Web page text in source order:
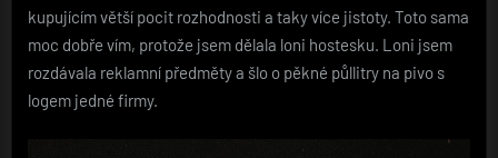
kupujícím větší pocit rozhodnosti a taky více jistoty. Toto sama
moc dobře vím, protože jsem dělala loni hostesku. Loni jsem
rozdávala reklamní předměty a šlo o pěkné půllitry na pivo s
logem jedné firmy.